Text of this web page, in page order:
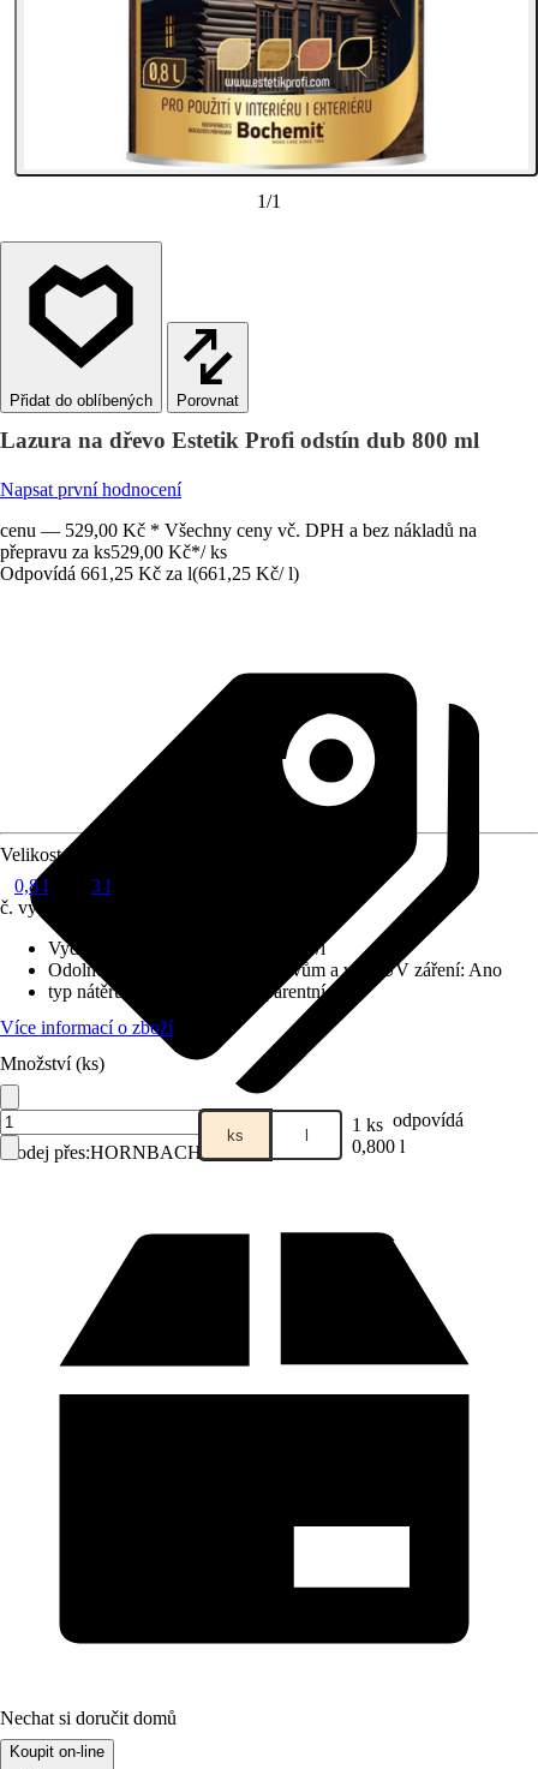
1/1
Porovnat
Lazura na dřevo Estetik Profi odstín dub 800 ml
Napsat první hodnocení
cenu — 529,00 Kč * Všechny ceny vč. DPH a bez nákladů na
přepravu za ks529,00 Kč*/ ks
Odpovídá 661,25 Kč za l(661,25 Kč/ l)
Prodej přes:HORNBACH
Velikost balení
0,8 l
3 l
č. výrobku
Vydatnost při jednom nátěru
14 m²/l
Odolnost vůči povětrnostním vlivům a vůči UV záření: Ano
typ nátěru
Lazurované/transparentní
Více informací o zboží
Množství (ks)
ks l 1 ks odpovídá
0,800 l
Nechat si doručit domů
Koupit on-line